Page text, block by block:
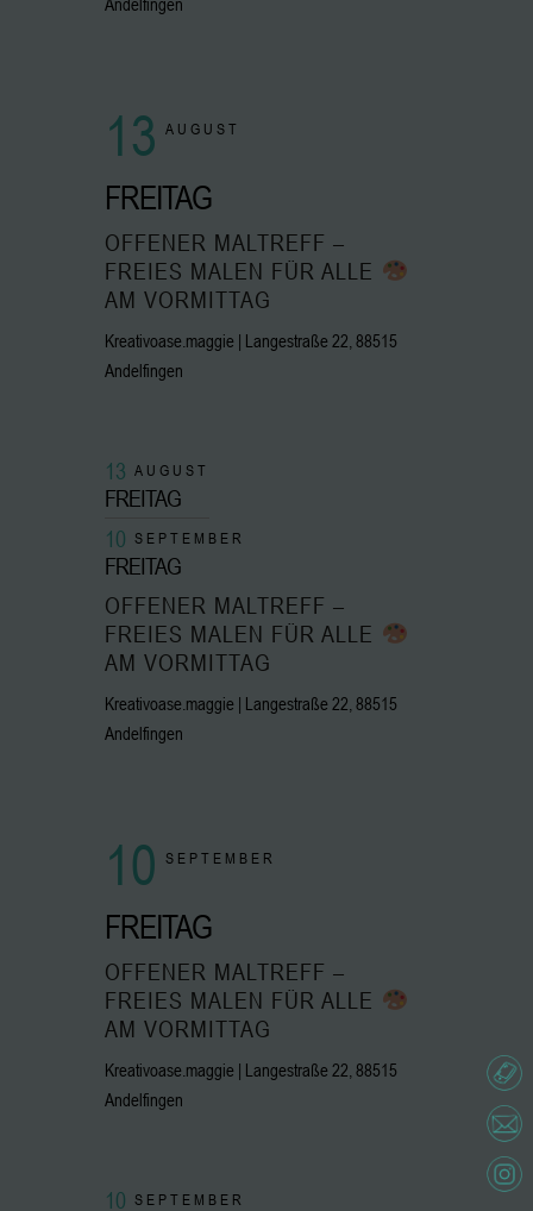
Andelfingen
13 AUGUST
FREITAG
OFFENER MALTREFF –
FREIES MALEN FÜR ALLE
AM VORMITTAG
Kreativoase.maggie | Langestraße 22, 88515
Andelfingen
13 AUGUST
FREITAG
10 SEPTEMBER
FREITAG
OFFENER MALTREFF –
FREIES MALEN FÜR ALLE
AM VORMITTAG
Kreativoase.maggie | Langestraße 22, 88515
Andelfingen
10 SEPTEMBER
FREITAG
OFFENER MALTREFF –
FREIES MALEN FÜR ALLE
AM VORMITTAG
Kreativoase.maggie | Langestraße 22, 88515
Andelfingen
10 SEPTEMBER